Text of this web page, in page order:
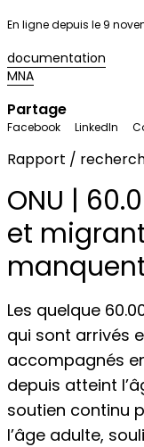
En ligne depuis le 9
documentation
MNA
Partage
Facebook LinkedIn
Rapport /
ONU |
et
Les quelque
qui sont arrivés
accompagnés
depuis atteint
soutien continu
l’âge adulte,